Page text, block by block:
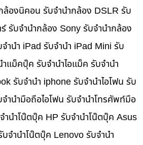
ล้องนิคอน รับจำนำกล้อง DSLR รับ
รับจำนำกล้อง Sony รับจำนำกล้อง
ำนำ iPad รับจำนำ iPad Mini รับ
แม็คบุ๊ค รับจำนำไอแม็ค รับจำนำ
รับจำนำ iphone รับจำนำไอโฟน รับ
ำนำมือถือไอโฟน รับจำนำโทรศัพท์มือ
ำนำโน๊ตบุ๊ค HP รับจำนำโน๊ตบุ๊ค Asus
จำนำโน๊ตบุ๊ค Lenovo รับจำนำ